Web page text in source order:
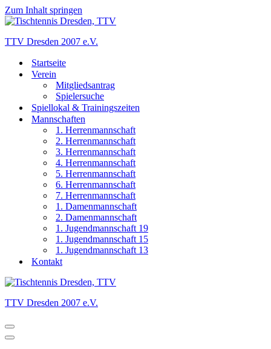
Zum Inhalt springen
TTV Dresden 2007 e.V.
Startseite
Verein
Mitgliedsantrag
Spielersuche
Spiellokal & Trainingszeiten
Mannschaften
1. Herrenmannschaft
2. Herrenmannschaft
3. Herrenmannschaft
4. Herrenmannschaft
5. Herrenmannschaft
6. Herrenmannschaft
7. Herrenmannschaft
1. Damenmannschaft
2. Damenmannschaft
1. Jugendmannschaft 19
1. Jugendmannschaft 15
1. Jugendmannschaft 13
Kontakt
TTV Dresden 2007 e.V.
Navigationsmenü
Navigationsmenü